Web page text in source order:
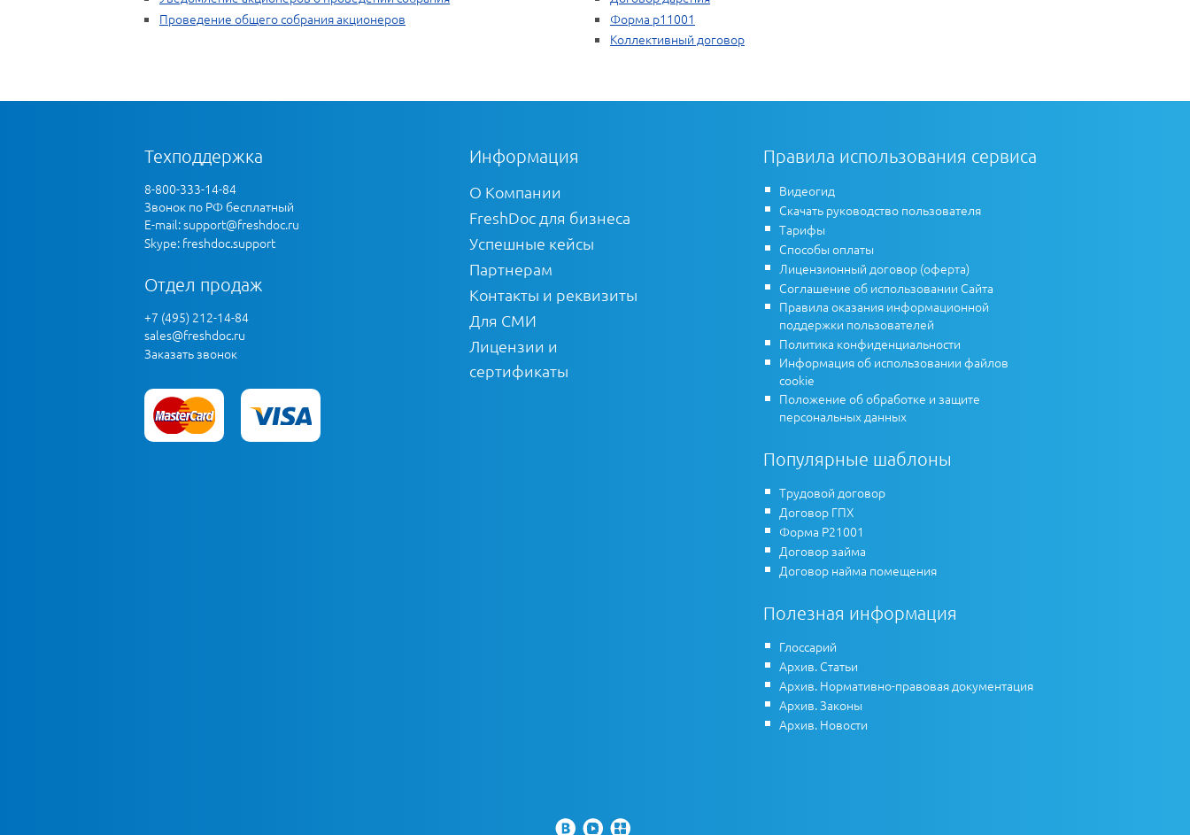
Проведение общего собрания акционеров
Форма р11001
Коллективный договор
Техподдержка
8-800-333-14-84
Звонок по РФ бесплатный
E-mail:support@freshdoc.ru
Skype: freshdoc.support
Отдел продаж
+7 (495) 212-14-84
sales@freshdoc.ru
Заказать звонок
Информация
О Компании
FreshDoc для бизнеса
Успешные кейсы
Партнерам
Контакты и реквизиты
Для СМИ
Лицензии и
сертификаты
Правила использования сервиса
Видеогид
Скачать руководство пользователя
Тарифы
Способы оплаты
Лицензионный договор (оферта)
Соглашение об использовании Сайта
Правила оказания информационной
поддержки пользователей
Политика конфиденциальности
Информация об использовании файлов
cookie
Положение об обработке и защите
персональных данных
Популярные шаблоны
Трудовой договор
Договор ГПХ
Форма Р21001
Договор займа
Договор найма помещения
Полезная информация
Глоссарий
Архив. Статьи
Архив. Нормативно-правовая документация
Архив. Законы
Архив. Новости